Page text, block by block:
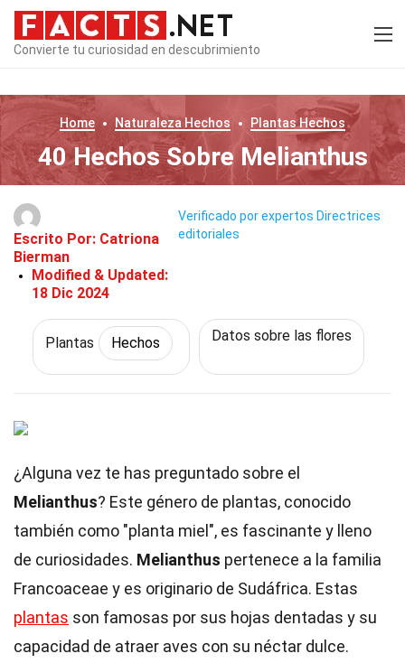
Convierte tu curiosidad en descubrimiento
Home Naturaleza Hechos PlantasHechos
40 Hechos Sobre Melianthus
Escrito Por: Catriona
Bierman
Modified & Updated:
18 Dic 2024
Verificado por expertos Directrices
editoriales
Plantas Hechos Datos sobre las flores
¿Alguna vez te has preguntado sobre el
Melianthus? Este género de plantas, conocido
también como "planta miel", es fascinante y lleno
de curiosidades. Melianthus pertenece a la familia
Francoaceae y es originario de Sudáfrica. Estas
plantas son famosas por sus hojas dentadas y su
capacidad de atraer aves con su néctar dulce.